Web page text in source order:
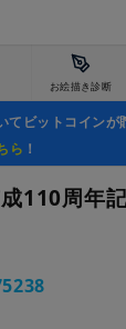
お絵描き診断
ビットコインが
ら ！
110周年